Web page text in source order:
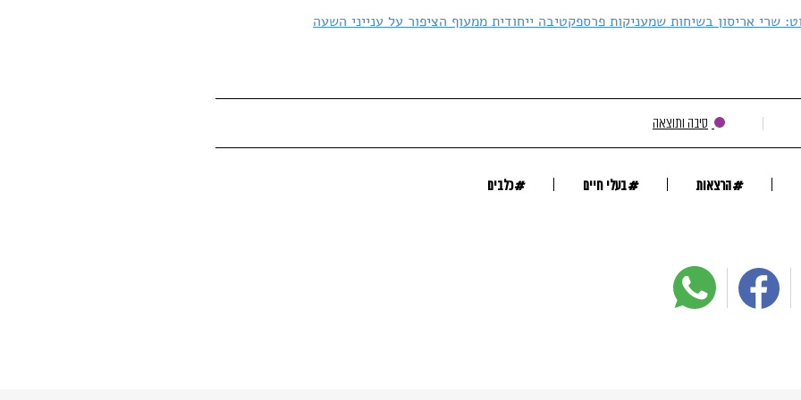
שרי אריסון בשיחות שמעניקות פרספקטיבה ייחודית ממעוף הציפור על ענייני השעה
סיבה ותוצאה
#הרצאות #בעלי חיים #כלבים